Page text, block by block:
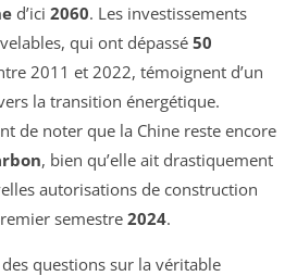
d’ici 2060. Les investissements
qui ont dépassé 50
2011 et 2022, témoignent d’un
la transition énergétique.
de noter que la Chine reste encore
, bien qu’elle ait drastiquement
autorisations de construction
semestre 2024.
questions sur la véritable